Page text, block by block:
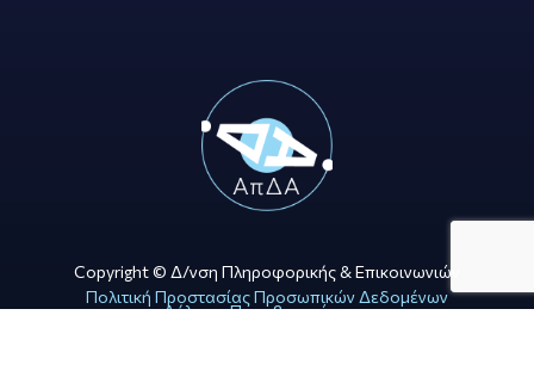
Copyright © Δ/νση Πληροφορικής & Επικοινωνιών
Πολιτική Προστασίας Προσωπικών Δεδομένων
Δήλωση Προσβασιμότητας